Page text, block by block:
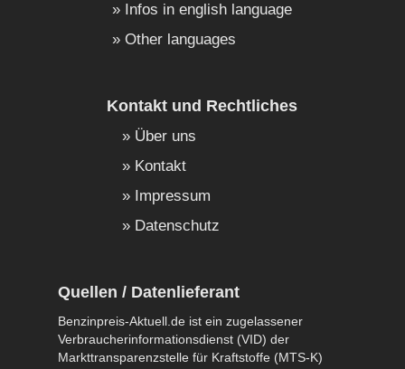
Infos in english language
Other languages
Kontakt und Rechtliches
Über uns
Kontakt
Impressum
Datenschutz
Quellen / Datenlieferant
Benzinpreis-Aktuell.de ist ein zugelassener
Verbraucherinformationsdienst (VID) der
Markttransparenzstelle für Kraftstoffe (MTS-K)